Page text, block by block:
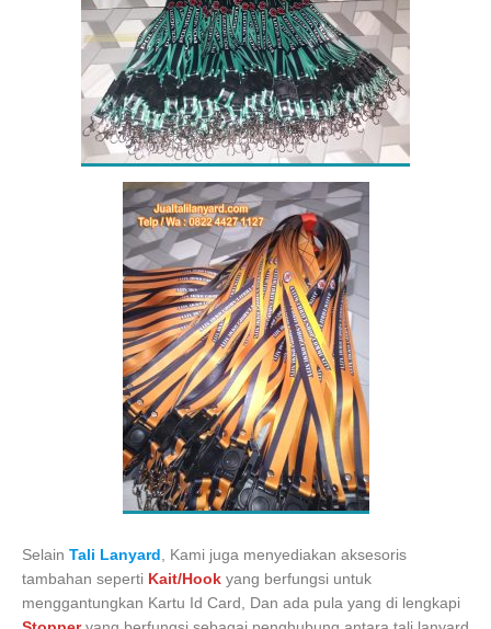
Selain Tali Lanyard , Kami juga menyediakan aksesoris
tambahan seperti Kait/Hook yang berfungsi untuk
menggantungkan Kartu Id Card, Dan ada pula yang di lengkapi